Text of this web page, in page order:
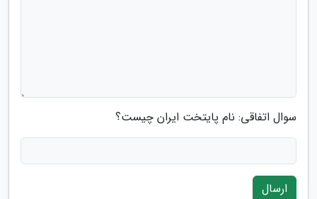
سوال اتفاقی: نام پایتخت ایران چیست؟
ارسال